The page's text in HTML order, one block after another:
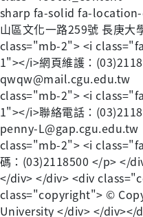
sharp fa-solid fa-
山區文化一路259號 長庚大
class="mb-2"> <i
1"></i>網頁維護：
qwqw@mail.cgu.edu.tw
class="mb-2"> <i
1"></i>聯絡電話：
penny-
class="mb-2"> <i
碼：(03)2118500 </p> </
</div> </div> <div
class="copyright"> ©
University </div> </div></